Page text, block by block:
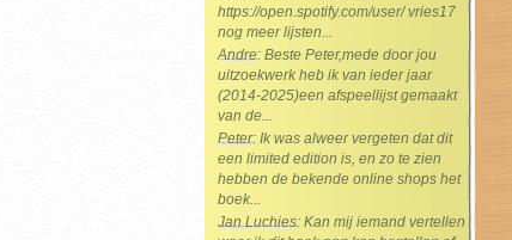
https://open.spotify.com/user/ vries17
nog meer lijsten...
Andre: Beste Peter,mede door jou
uitzoekwerk heb ik van ieder jaar
(2014-2025)een afspeellijst gemaakt
van de...
Peter: Ik was alweer vergeten dat dit
een limited edition is, en zo te zien
hebben de bekende online shops het
boek...
Jan Luchies: Kan mij iemand vertellen